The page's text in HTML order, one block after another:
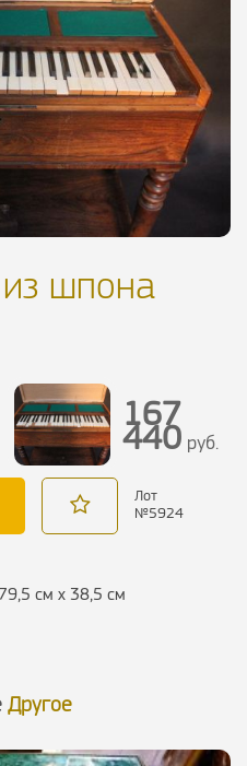
шпона
167
440руб.
Лот
№5924
см х 38,5 см
Другое